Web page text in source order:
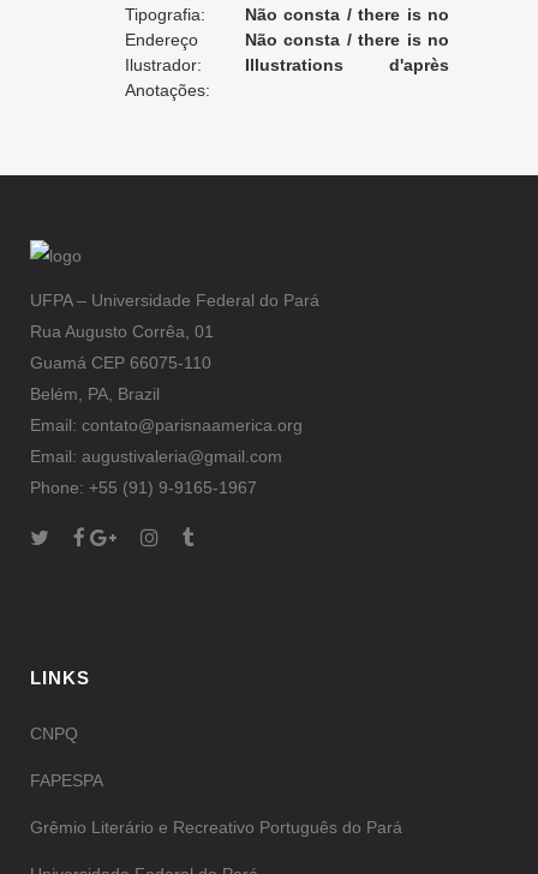
da Editora:
18 et 20
Tipografia:
Não consta / there is no
record / non enregistré
Endereço
da Tipografia:
Não consta / there is no
record / non enregistré
Ilustrador:
Illustrations d'après
aquarelles de Maurice Lalau
Anotações:
UFPA – Universidade Federal do Pará
Rua Augusto Corrêa, 01
Guamá CEP 66075-110
Belém, PA, Brazil
Email: contato@parisnaamerica.org
Email: augustivaleria@gmail.com
Phone: +55 (91) 9-9165-1967
LINKS
CNPQ
FAPESPA
Grêmio Literário e Recreativo Português do Pará